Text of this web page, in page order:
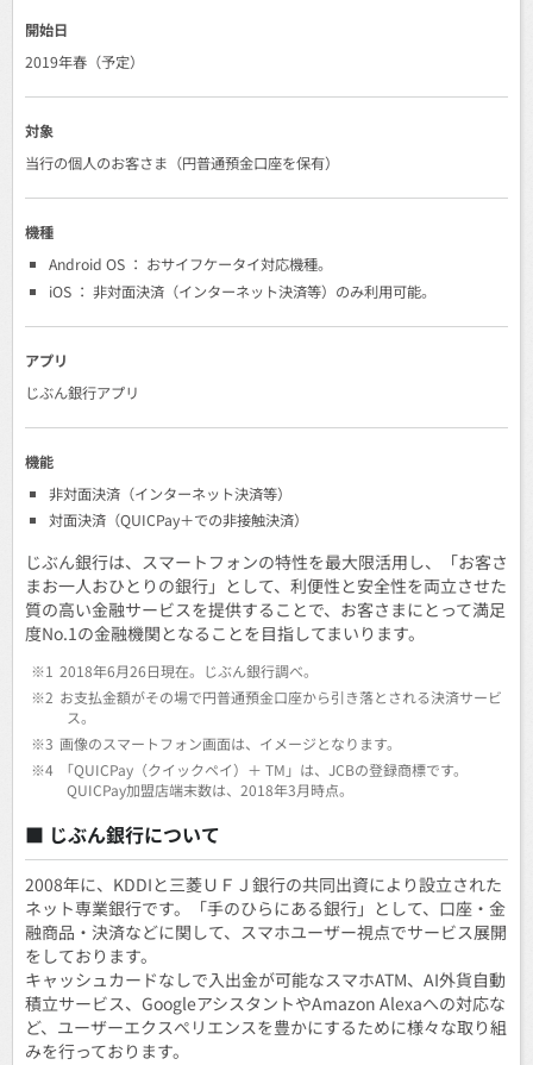
開始日
2019年春（予定）
対象
当行の個人のお客さま（円普通預金口座を保有）
機種
Android OS ： おサイフケータイ対応機種。
iOS ： 非対面決済（インターネット決済等）のみ利用可能。
アプリ
じぶん銀行アプリ
機能
非対面決済（インターネット決済等）
対面決済（QUICPay＋での非接触決済）
じぶん銀行は、スマートフォンの特性を最大限活用し、「お客さ
まお一人おひとりの銀行」として、利便性と安全性を両立させた
質の高い金融サービスを提供することで、お客さまにとって満足
度No.1の金融機関となることを目指してまいります。
※1 2018年6月26日現在。じぶん銀行調べ。
※2 お支払金額がその場で円普通預金口座から引き落とされる決済サービ
ス。
※3 画像のスマートフォン画面は、イメージとなります。
※4
「QUICPay（クイックペイ）＋ TM」は、JCBの登録商標です。
QUICPay加盟店端末数は、2018年3月時点。
■ じぶん銀行について
2008年に、KDDIと三菱ＵＦＪ銀行の共同出資により設立された
ネット専業銀行です。「手のひらにある銀行」として、口座・金
融商品・決済などに関して、スマホユーザー視点でサービス展開
をしております。
キャッシュカードなしで入出金が可能なスマホATM、AI外貨自動
積立サービス、GoogleアシスタントやAmazon Alexaへの対応な
ど、ユーザーエクスぺリエンスを豊かにするために様々な取り組
みを行っております。